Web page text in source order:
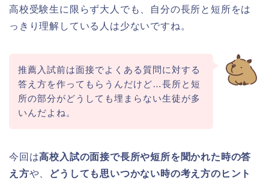
高校受験生に限らず大人でも、自分の長所と短所をは
っきり理解している人は少ないですね。
推薦入試前は面接でよくある質問に対する
答え方を作ってもらうんだけど…長所と短
所の部分がどうしても埋まらない生徒が多
いんだよね。
今回は高校入試の面接で長所や短所を聞かれた時の答
え方や、
どうしても思いつかない時の考え方のヒント